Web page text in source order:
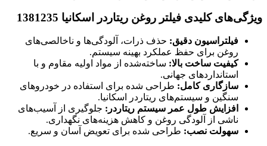
ویژگی‌های کلیدی فیلتر روغن ریتاردر اسکانیا 1381235
فیلتراسیون دقیق: حذف ذرات، آلودگی‌ها و ناخالصی‌های
روغن برای حفظ عملکرد بهینه سیستم.
کیفیت ساخت بالا: ساخته‌شده از مواد اولیه مقاوم و با
استانداردهای جهانی.
سازگاری کامل: طراحی شده برای استفاده در خودروهای
سنگین و سیستم‌های ریتاردر اسکانیا.
افزایش طول عمر سیستم ریتاردر: جلوگیری از آسیب‌های
ناشی از آلودگی روغن و کاهش هزینه‌های نگهداری.
سهولت نصب: طراحی شده برای تعویض آسان و سریع.